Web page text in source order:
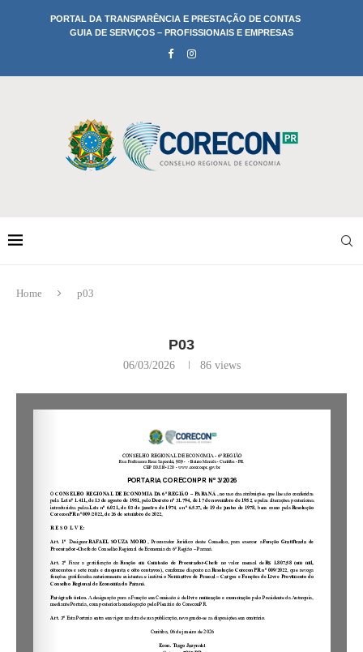
PORTAL DA TRANSPARÊNCIA E PRESTAÇÃO DE CONTAS
GUIA DE SERVIÇOS – PROFISSIONAIS E EMPRESAS
Home p03
P03
06/03/2026 86views